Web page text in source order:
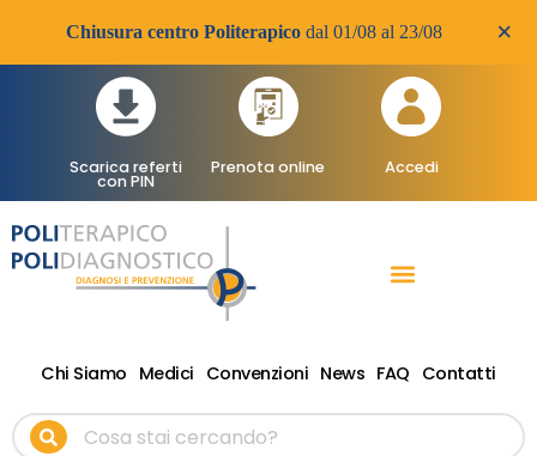
Chiusura centro Politerapicodal 01/08 al 23/08 ×
Scarica referti
con PIN
Prenota online Accedi
Chi Siamo Medici Convenzioni News FAQ Contatti